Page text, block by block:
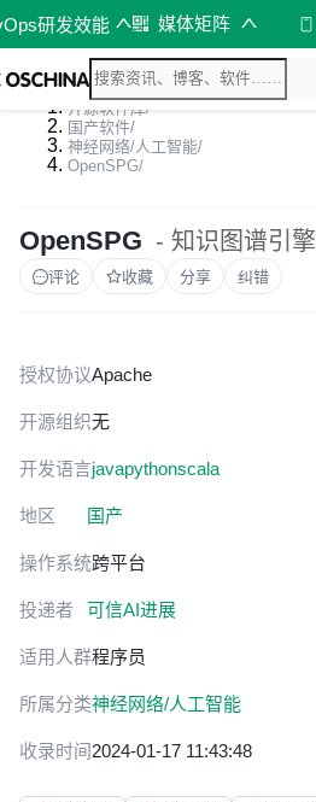
研发效能 媒体矩阵
开源软件库/
国产软件/
神经网络/人工智能/
OpenSPG/
OpenSPG - 知识图谱引擎
评论 收藏 分享 纠错
授权协议Apache
开源组织无
开发语言javapythonscala
地区 国产
操作系统跨平台
投递者 可信AI进展
适用人群程序员
所属分类神经网络/人工智能
收录时间2024-01-17 11:43:48